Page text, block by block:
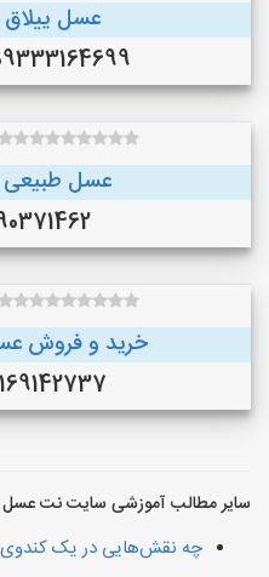
عسل
09333164699
عسل طبیعی
خرید و فروش
09169142737
سایر مطالب آموزشی سایت نت
چه نقش‌هایی در یک